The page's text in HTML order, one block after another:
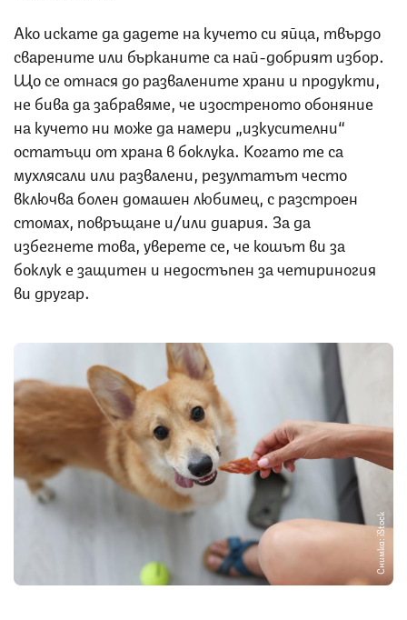
Ако искате да дадете на кучето си яйца, твърдо
сварените или бърканите са най-добрият избор.
Що се отнася до развалените храни и продукти,
не бива да забравяме, че изостреното обоняние
на кучето ни може да намери „изкусителни“
остатъци от храна в боклука. Когато те са
мухлясали или развалени, резултатът често
включва болен домашен любимец, с разстроен
стомах, повръщане и/или диария. За да
избегнете това, уверете се, че кошът ви за
боклук е защитен и недостъпен за четириногия
ви другар.
Снимка: iStock